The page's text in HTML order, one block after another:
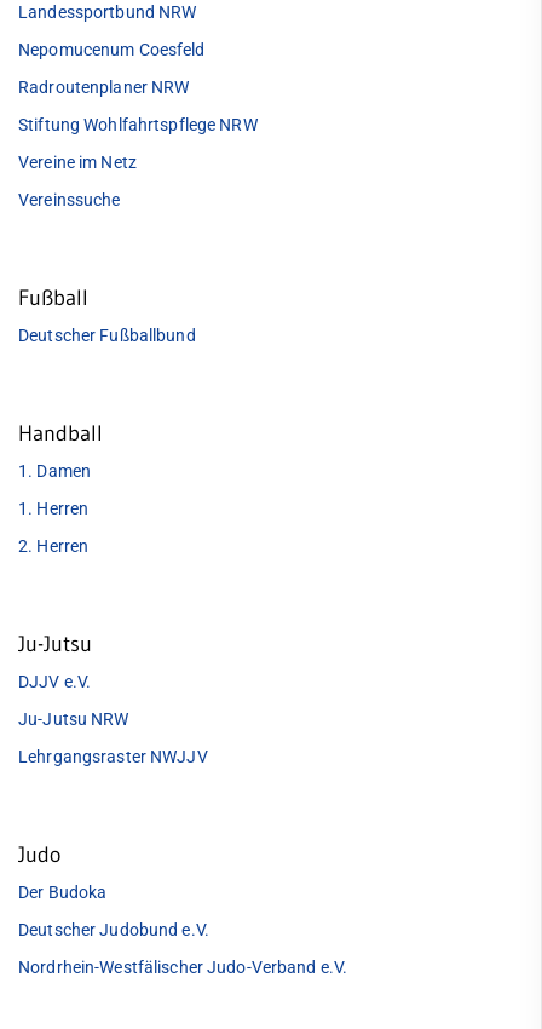
Landessportbund NRW
Nepomucenum Coesfeld
Radroutenplaner NRW
Stiftung Wohlfahrtspflege NRW
Vereine im Netz
Vereinssuche
Fußball
Deutscher Fußballbund
Handball
1. Damen
1. Herren
2. Herren
Ju-Jutsu
DJJV e.V.
Ju-Jutsu NRW
Lehrgangsraster NWJJV
Judo
Der Budoka
Deutscher Judobund e.V.
Nordrhein-Westfälischer Judo-Verband e.V.
FAQ